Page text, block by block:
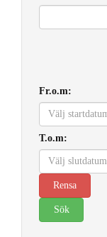
Fr.o.m:
T.o.m: